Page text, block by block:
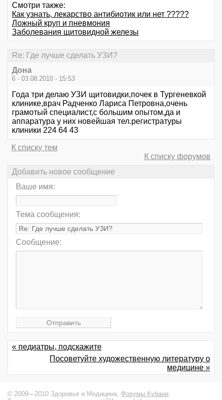
Смотри также:
Как узнать, лекарство антибиотик или нет ?????
Ложный круп и пневмония
Заболевания щитовидной железы
Re: Где лучше сделать УЗИ?
Дона
6 - 03.08.2010 - 15:53
Года три делаю УЗИ щитовидки,почек в Тургеневкой
клинике,врач Радченко Лариса Петровна,очень
грамотый специалист,с большим опытом,да и
аппаратура у них новейшая тел.регистратуры
клиники 224 64 43
К списку тем
К списку форумов
Добавить новое сообщение
Ваше имя:
Тема сообщения:
Сообщение:
« педиатры, подскажите
Посоветуйте художественную литературу о
медицине »
© 2009—2010 Здоровье и Медицина, Форумы Кубани